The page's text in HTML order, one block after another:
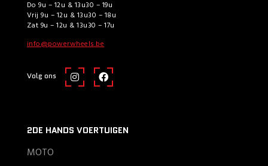
Do 9u – 12u & 13u30 – 19u
Vrij 9u – 12u & 13u30 – 18u
Zat 9u – 12u & 13u30 – 17u
info@powerwheels.be
Volg ons
2DE HANDS VOERTUIGEN
MOTO